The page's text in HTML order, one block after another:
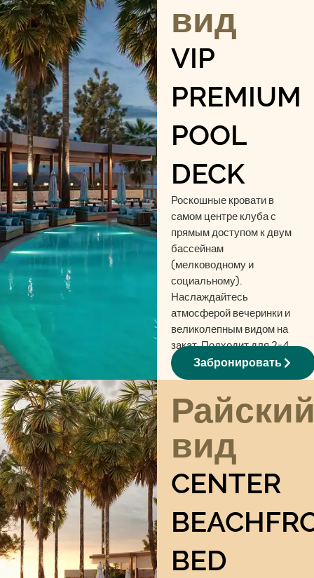
вид
VIP
PREMIUM
POOL
DECK
Роскошные кровати в
самом центре клуба с
прямым доступом к двум
бассейнам
(мелководному и
социальному).
Наслаждайтесь
атмосферой вечеринки и
великолепным видом на
закат. Подходит для 2-4
гостей.Забронировать
вид
CENTER
BED